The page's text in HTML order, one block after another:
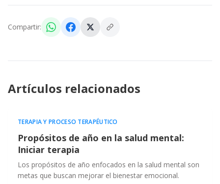
Compartir:
Artículos relacionados
TERAPIA Y PROCESO TERAPÉUTICO
Propósitos de año en la salud mental:
Iniciar terapia
Los propósitos de año enfocados en la salud mental son
metas que buscan mejorar el bienestar emocional.